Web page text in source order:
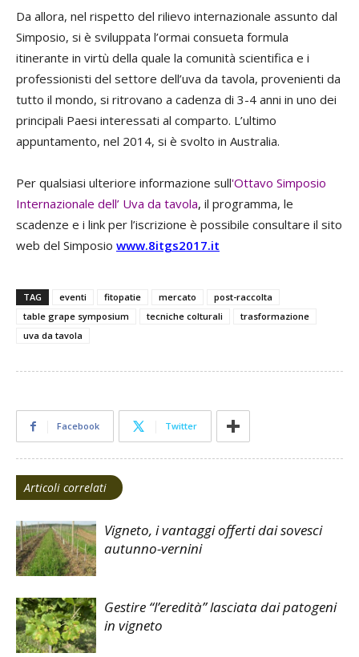
Da allora, nel rispetto del rilievo internazionale assunto dal
Simposio, si è sviluppata l’ormai consueta formula
itinerante in virtù della quale la comunità scientifica e i
professionisti del settore dell’uva da tavola, provenienti da
tutto il mondo, si ritrovano a cadenza di 3-4 anni in uno dei
principali Paesi interessati al comparto. L’ultimo
appuntamento, nel 2014, si è svolto in Australia.
Per qualsiasi ulteriore informazione sull'Ottavo Simposio
Internazionale dell’ Uva da tavola, il programma, le
scadenze e i link per l’iscrizione è possibile consultare il sito
web del Simposio www.8itgs2017.it
TAG eventi fitopatie mercato
post-raccolta
table grape symposium
tecniche colturali
trasformazione
uva da tavola
Facebook Twitter
Articoli correlati
Vigneto, i vantaggi offerti dai sovesci
autunno-vernini
Gestire “l’eredità” lasciata dai patogeni
in vigneto